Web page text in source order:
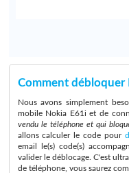
Comment débloquer
Nous avons simplement
mobile Nokia E61i et de
vendu le téléphone et qui
allons calculer le code pour
email le(s) code(s)
valider le déblocage. C'est
de téléphone, vous saurez